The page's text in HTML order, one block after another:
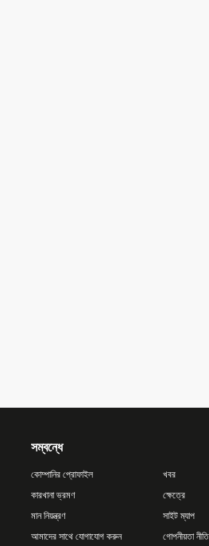
সম্বন্ধে
কোম্পানির প্রোফাইল
কারখানা ভ্রমণ
মান নিয়ন্ত্রণ
আমাদের সাথে যোগাযোগ করুন
খবর
ক্ষেত্রে
সাইট ম্যাপ
গোপনীয়তা নীতি